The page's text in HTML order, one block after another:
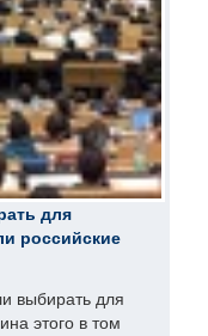
для
российские
выбирать для
этого в том